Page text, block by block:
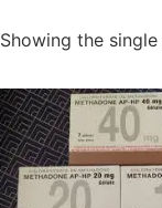
Showing the